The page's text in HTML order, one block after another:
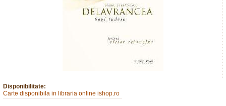
Disponibilitate:
Carte disponibila in libraria online ishop.ro